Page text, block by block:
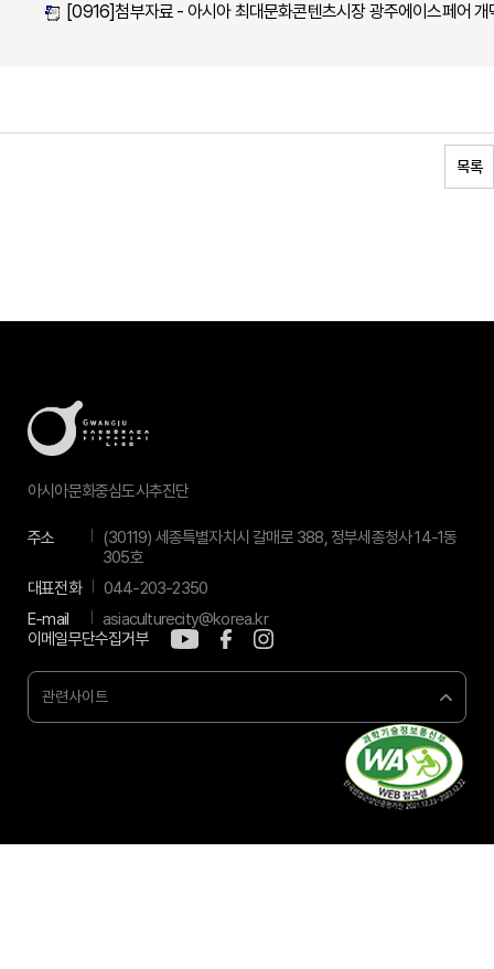
[0916]첨부자료 - 아시아 최대문화콘텐츠시장 광주에이스페어
목록
아시아문화중심도시추진단
주소
(30119) 세종특별자치시 갈매로 388, 정부세종청사 14-1동
305호
대표전화
044-203-2350
E-mail
asiaculturecity@korea.kr
이메일무단수집거부
관련사이트